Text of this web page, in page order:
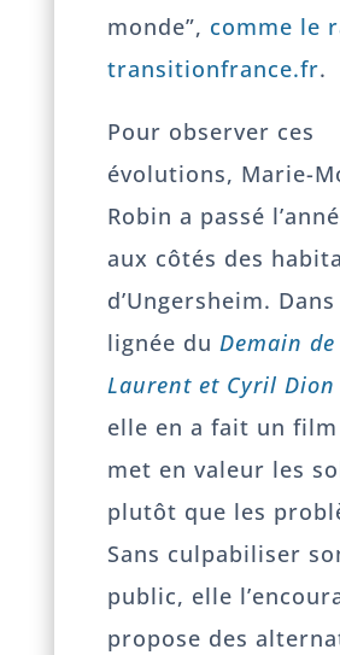
monde”, comme le
transitionfrance.fr.
Pour observer ces
évolutions, Marie-
Robin a passé
aux côtés des
d’Ungersheim.
lignée duDemain
Laurent et Cyril Dion
elle en a fait un
met en valeur les
plutôt que les
Sans culpabiliser
public, elle
propose des